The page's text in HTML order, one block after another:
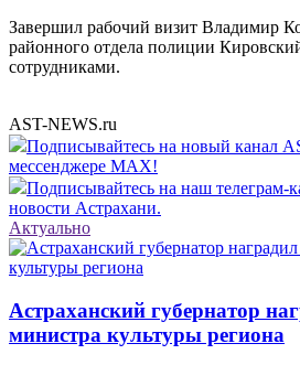
Завершил рабочий визит Владимир
районного отдела полиции
сотрудниками.
AST-NEWS.ru
Подписывайтесь на новый канал
мессенджере MAX!
Подписывайтесь на наш телеграм-
новости Астрахани.
Актуально
Астраханский губернатор
министра культуры региона